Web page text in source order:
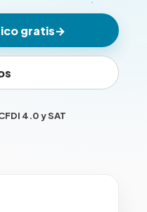
gratis→
4.0 y SAT